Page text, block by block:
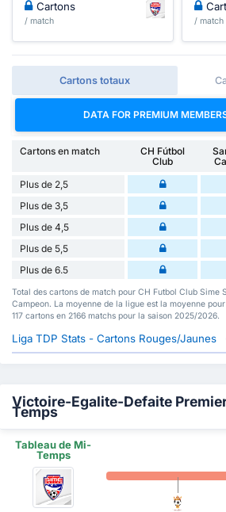
Cartons
/ match / match
Cartons totaux
DATA FOR PREMIUM
Cartons en match
CH Fútbol
Club
Plus de 2,5
Plus de 3,5
Plus de 4,5
Plus de 5,5
Plus de 6.5
Total des cartons de match pour CH Futbol Club Sime
Campeon. La moyenne de la ligue est la moyenne
117 cartons en 2166 matchs pour la saison 2025/2026.
Liga TDP Stats - Cartons Rouges/Jaunes
Victoire-Egalite-Defaite
Temps
Tableau de Mi-
Temps